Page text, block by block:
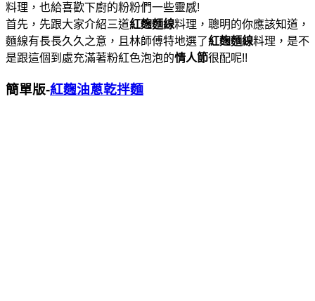
料理，也給喜歡下廚的粉粉們一些靈感!
首先，先跟大家介紹三道紅麴麵線料理，聰明的你應該知道，
麵線有長長久久之意，且林師傅特地選了紅麴麵線料理，是不
是跟這個到處充滿著粉紅色泡泡的情人節很配呢!!
簡單版-紅麴油蔥乾拌麵